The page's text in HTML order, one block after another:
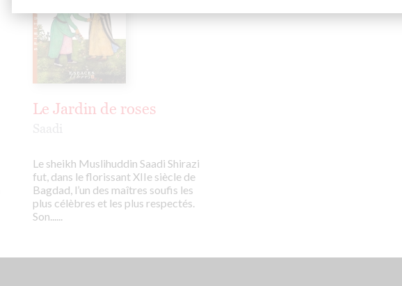
Le Jardin de roses
Le sheikh Muslihuddin Saadi Shirazi
fut, dans le florissant XIIe siècle de
Bagdad, l’un des maîtres soufis les
plus célèbres et les plus respectés.
Son......